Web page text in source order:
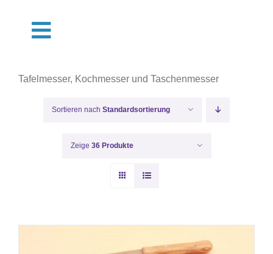
springenToggle
Shop
Termine
Über Uns
Muster
Tafelmesser, Kochmesser und Taschenmesser
Sortieren nach Standardsortierung
Zeige 36 Produkte